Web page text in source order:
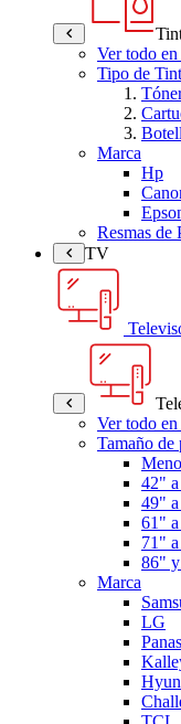
Ver todo en
Tipo de
Marca
Hp
Resmas de
TV
Ver todo
Tamaño de
42"
49"
61"
71"
86" y
Marca
LG